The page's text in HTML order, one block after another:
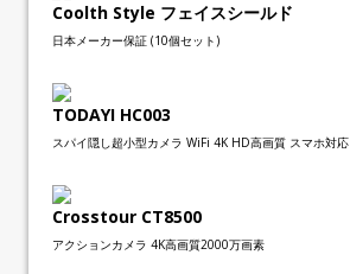
Coolth Style フェイスシールド
日本メーカー保証 (10個セット)
TODAYI HC003
スパイ隠し超小型カメラ WiFi 4K HD高画質 スマホ対応
Crosstour CT8500
アクションカメラ 4K高画質2000万画素